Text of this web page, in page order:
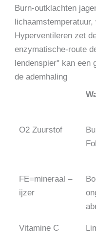
Burn-outklachten
Hyperventileren zet
enzymatische-route
lendenspier" kan een
de ademhaling
O2 Zuurstof
FE=mineraal –
ijzer
Vitamine C